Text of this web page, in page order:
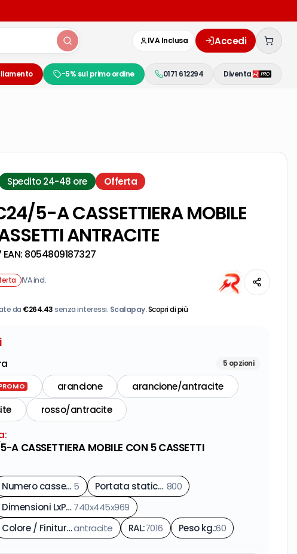
IVA Inclusa Accedi
-5% sul primo ordine 0171 612294 Diventa
Spedito 24-48 ore Offerta
5-A CASSETTIERA MOBILE
ANTRACITE
EAN: 8054809187327
IVA incl.
da €264.43senza interessi. Scalapay.Scopri di più
5 opzioni
arancione
arancione/antracite
rosso/antracite
A CASSETTIERA MOBILE CON 5 CASSETTI
Numero cassetti :
5 Portata statica max kg. 800
Dimensioni LxPxH mm.
:
740x445x969
Colore / Finitura:antracite RAL:7016 Peso kg.:60